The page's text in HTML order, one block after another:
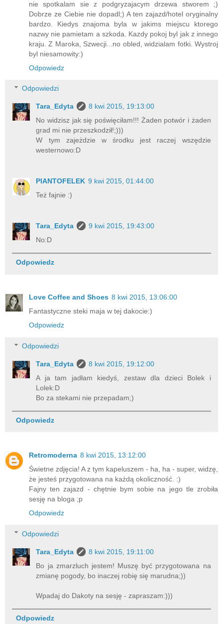
nie spotkalam sie z podgryzajacym drzewa stworem ;)
Dobrze ze Ciebie nie dopadl;) A ten zajazd/hotel oryginalny
bardzo. Kiedys znajoma byla w jakims miejscu ktorego
nazwy nie pamietam a szkoda. Kazdy pokoj byl jak z innego
kraju. Z Maroka, Szwecji...no obled, widzialam fotki. Wystroj
byl niesamowity:)
Odpowiedz
Odpowiedzi
Tara_Edyta
8 kwi 2015, 19:13:00
No widzisz jak się poświęciłam!!! Żaden potwór i żaden
grad mi nie przeszkodził!;)))
W tym zajeżdzie w środku jest raczej wszędzie
westernowo:D
PlANTOFELEK 9 kwi 2015, 01:44:00
Też fajnie :)
Tara_Edyta
9 kwi 2015, 19:43:00
No:D
Odpowiedz
Love Coffee and Shoes 8 kwi 2015, 13:06:00
Fantastyczne steki maja w tej dakocie:)
Odpowiedz
Odpowiedzi
Tara_Edyta
8 kwi 2015, 19:12:00
A ja tam jadłam kiedyś, zestaw dla dzieci Bolek i
Lolek:D
Bo za stekami nie przepadam;)
Odpowiedz
Retromoderna 8 kwi 2015, 13:12:00
Świetne zdjęcia! A z tym kapeluszem - ha, ha - super, widzę,
że jesteś przygotowana na każdą okoliczność. :)
Fajny ten zajazd - chętnie bym sobie na jego tle zrobiła
sesję na bloga ;p
Odpowiedz
Odpowiedzi
Tara_Edyta
8 kwi 2015, 19:11:00
Bo ja zmarzluch jestem! Muszę być przygotowana na
zmianę pogody, bo inaczej robię się marudna;))
Wpadaj do Dakoty na sesję - zapraszam:)))
Odpowiedz